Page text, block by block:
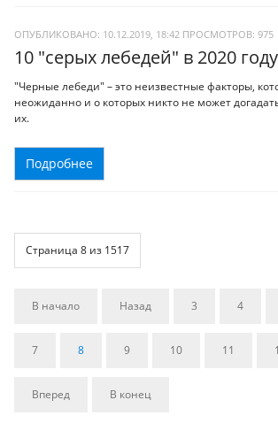
ОПУБЛИКОВАНО: 10.12.2019, 18:42 ПРОСМОТРОВ: 975
10 "серых лебедей" в 2020 году
"Черные лебеди" – это неизвестные факторы,
неожиданно и о которых никто не может
их.
Подробнее
Страница 8 из 1517
В начало Назад 3 4
7 8 9 10 11
Вперед В конец